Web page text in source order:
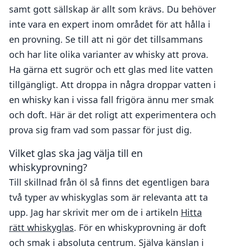
samt gott sällskap är allt som krävs. Du behöver
inte vara en expert inom området för att hålla i
en provning. Se till att ni gör det tillsammans
och har lite olika varianter av whisky att prova.
Ha gärna ett sugrör och ett glas med lite vatten
tillgängligt. Att droppa in några droppar vatten i
en whisky kan i vissa fall frigöra ännu mer smak
och doft. Här är det roligt att experimentera och
prova sig fram vad som passar för just dig.
Vilket glas ska jag välja till en
whiskyprovning?
Till skillnad från öl så finns det egentligen bara
två typer av whiskyglas som är relevanta att ta
upp. Jag har skrivit mer om de i artikeln Hitta
rätt whiskyglas. För en whiskyprovning är doft
och smak i absoluta centrum. Själva känslan i